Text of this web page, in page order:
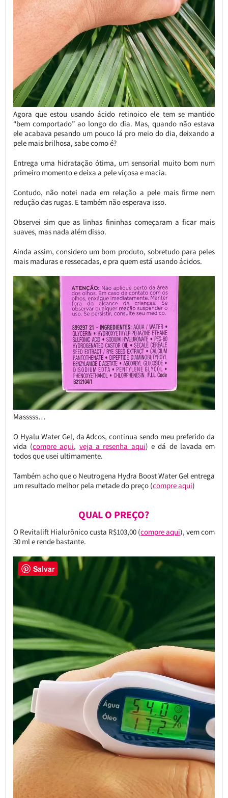
Agora que estou usando ácido retinoico ele tem se mantido
“bem comportado” ao longo do dia. Mas, quando não estava
ele acabava pesando um pouco lá pro meio do dia, deixando a
pele mais brilhosa, sabe como é?
Entrega uma hidratação ótima, um sensorial muito bom num
primeiro momento e deixa a pele viçosa e macia.
Contudo, não notei nada em relação a pele mais firme nem
redução das rugas. E também não esperava isso.
Observei sim que as linhas fininhas começaram a ficar mais
suaves, mas nada além disso.
Ainda assim, considero um bom produto, sobretudo para peles
mais maduras e ressecadas, e pra quem está usando ácidos.
Masssss…
O Hyalu Water Gel, da Adcos, continua sendo meu preferido da
vida (compre aqui, veja a resenha aqui) e dá de lavada em
todos que usei ultimamente.
Também acho que o Neutrogena Hydra Boost Water Gel entrega
um resultado melhor pela metade do preço (compre aqui)
QUAL O PREÇO?
O Revitalift Hialurônico custa R$103,00 (compre aqui), vem com
30 ml e rende bastante.
Salvar